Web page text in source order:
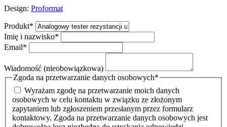
Design: Proformat
Produkt*
Imię i nazwisko*
Email*
Wiadomość (nieobowiązkowa)
Zgoda na przetwarzanie danych osobowych*
Wyrażam zgodę na przetwarzanie moich danych
osobowych w celu kontaktu w związku ze złożonym
zapytaniem lub zgłoszeniem przesłanym przez formularz
kontaktowy. Zgoda na przetwarzanie danych osobowych jest